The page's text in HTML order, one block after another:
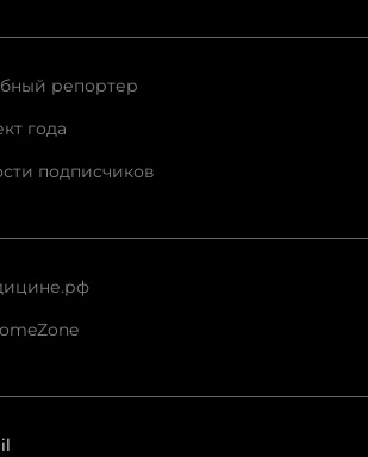
репортер
года
подписчиков